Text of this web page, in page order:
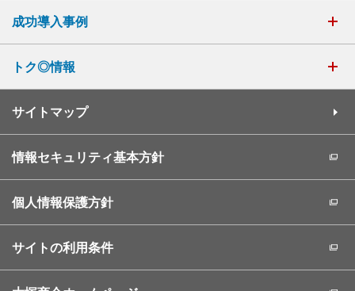
成功導入事例
トク◎情報
サイトマップ
情報セキュリティ基本方針
個人情報保護方針
サイトの利用条件